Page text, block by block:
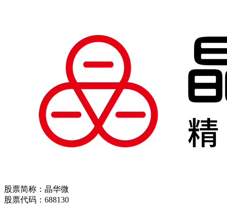
股票简称：晶华微
股票代码：688130